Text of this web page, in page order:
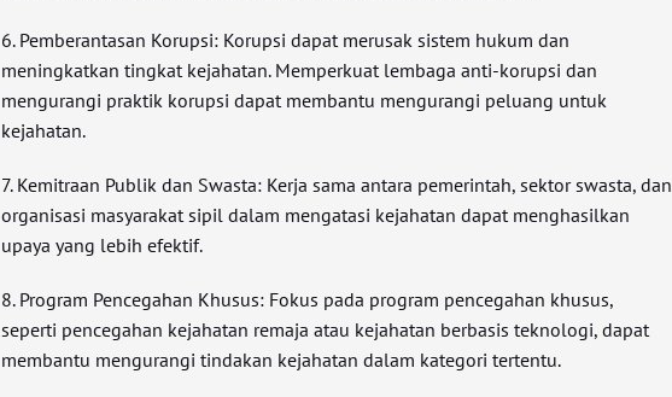
6. Pemberantasan Korupsi: Korupsi dapat merusak sistem hukum dan
meningkatkan tingkat kejahatan. Memperkuat lembaga anti-korupsi dan
mengurangi praktik korupsi dapat membantu mengurangi peluang untuk
kejahatan.
7. Kemitraan Publik dan Swasta: Kerja sama antara pemerintah, sektor swasta, dan
organisasi masyarakat sipil dalam mengatasi kejahatan dapat menghasilkan
upaya yang lebih efektif.
8. Program Pencegahan Khusus: Fokus pada program pencegahan khusus,
seperti pencegahan kejahatan remaja atau kejahatan berbasis teknologi, dapat
membantu mengurangi tindakan kejahatan dalam kategori tertentu.